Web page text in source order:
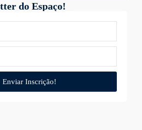
do Espaço!
Enviar Inscrição!